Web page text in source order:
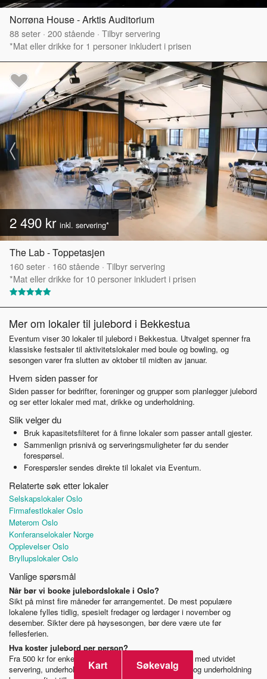
Norrøna House - Arktis Auditorium
88seter · 200stående · Tilbyr servering
*Mat eller drikke for 1 personer inkludert i prisen
2 490 kr inkl. servering*
The Lab - Toppetasjen
160seter · 160stående · Tilbyr servering
*Mat eller drikke for 10 personer inkludert i prisen
Mer om lokaler til julebord i Bekkestua
Eventum viser 30 lokaler til julebord i Bekkestua. Utvalget spenner fra
klassiske festsaler til aktivitetslokaler med boule og bowling, og
sesongen varer fra slutten av oktober til midten av januar.
Hvem siden passer for
Siden passer for bedrifter, foreninger og grupper som planlegger julebord
og ser etter lokaler med mat, drikke og underholdning.
Slik velger du
Bruk kapasitetsfilteret for å finne lokaler som passer antall gjester.
Sammenlign prisnivå og serveringsmuligheter før du sender
forespørsel.
Forespørsler sendes direkte til lokalet via Eventum.
Relaterte søk etter lokaler
Selskapslokaler Oslo
Firmafestlokaler Oslo
Møterom Oslo
Konferanselokaler Norge
Opplevelser Oslo
Bryllupslokaler Oslo
Vanlige spørsmål
Når bør vi booke julebordslokale i Oslo?
Sikt på minst fire måneder før arrangementet. De mest populære
lokalene fylles tidlig, spesielt fredager og lørdager i november og
desember. Sikter dere på høysesongen, bør dere være ute før
fellesferien.
Hva koster julebord per person?
Fra 500 kr for enkel middag til 2 000+ kr for en pakke med utvidet
servering, underholdning og eksklusivt lokale. Drikke og underholdning
Kart Søkevalg